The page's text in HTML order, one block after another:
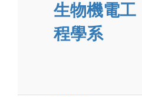
生物機電工
程學系